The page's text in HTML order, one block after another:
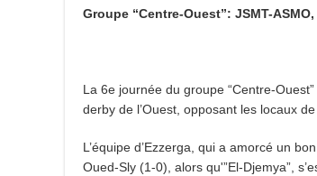
Groupe “Centre-Ouest”: JSMT-
La 6e journée du groupe “Centre-
derby de l’Ouest, opposant les locaux
L’équipe d’Ezzerga, qui a amorcé un
Oued-Sly (1-0), alors qu'”El-Djemya”,